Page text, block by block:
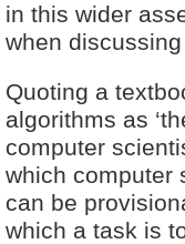
in this wider
when
Quoting a
algorithms as
computer
which computer
can be
which a task is